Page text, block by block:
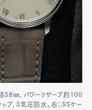
38㎜、パワーリザーブ約100
ップ、3気圧防水。右：SSケー